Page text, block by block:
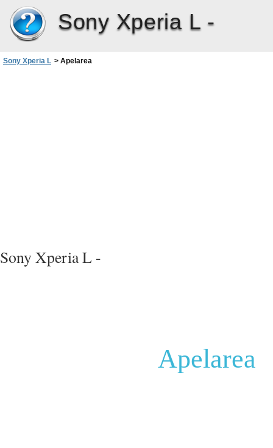
Sony Xperia L -
Sony Xperia L > Apelarea
Sony Xperia L -
Apelarea